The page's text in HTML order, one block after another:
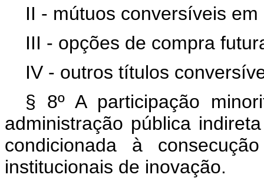
II - mútuos conversíveis
III - opções de compra
IV - outros títulos
§ 8º A participação
administração pública
condicionada à
institucionais de inovação.